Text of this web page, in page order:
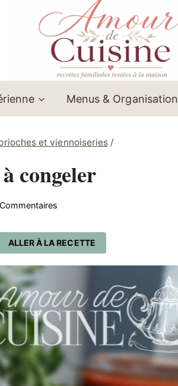
Menus & Organisation
et viennoiseries /
congeler
ALLER À LA RECETTE